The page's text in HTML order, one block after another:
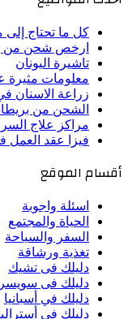
كل ما تحتاج إلى
ارخص شحن من
تاشيرة اليونان
معلومات مثيرة
زراعة الاسنان
الشحن من
مراكز علاج
فيزا عقد العمل
أقسام الموقع
اسئلة واجوبة
الحياة والمجتمع
السفر والسياحة
تغذية ورشاقة
دليلك فى تشيك
دليلك فى سويسرا
دليلك في أسبانيا
دليلك في